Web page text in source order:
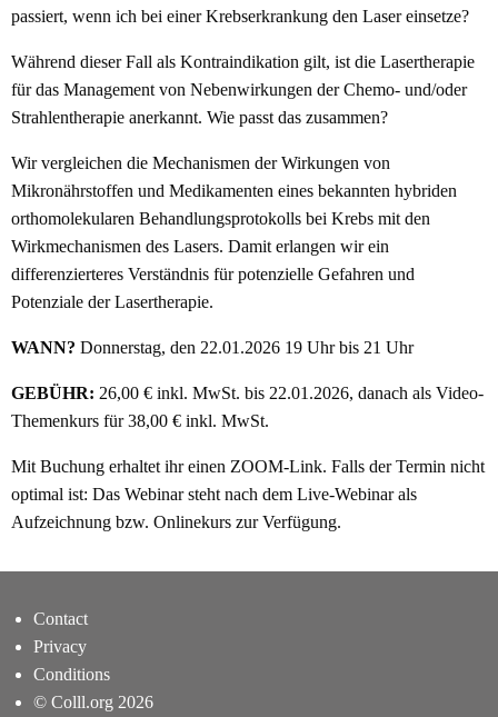
passiert, wenn ich bei einer Krebserkrankung den Laser einsetze?
Während dieser Fall als Kontraindikation gilt, ist die Lasertherapie
für das Management von Nebenwirkungen der Chemo- und/oder
Strahlentherapie anerkannt. Wie passt das zusammen?
Wir vergleichen die Mechanismen der Wirkungen von
Mikronährstoffen und Medikamenten eines bekannten hybriden
orthomolekularen Behandlungsprotokolls bei Krebs mit den
Wirkmechanismen des Lasers. Damit erlangen wir ein
differenzierteres Verständnis für potenzielle Gefahren und
Potenziale der Lasertherapie.
WANN? Donnerstag, den 22.01.2026 19 Uhr bis 21 Uhr
GEBÜHR: 26,00 € inkl. MwSt. bis 22.01.2026, danach als Video-
Themenkurs für 38,00 € inkl. MwSt.
Mit Buchung erhaltet ihr einen ZOOM-Link. Falls der Termin nicht
optimal ist: Das Webinar steht nach dem Live-Webinar als
Aufzeichnung bzw. Onlinekurs zur Verfügung.
Contact
Privacy
Conditions
© Colll.org 2026